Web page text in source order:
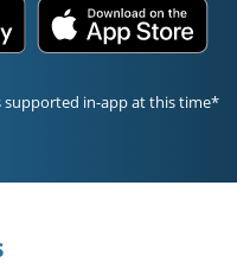
*Only the English language is supported in-app at this time.